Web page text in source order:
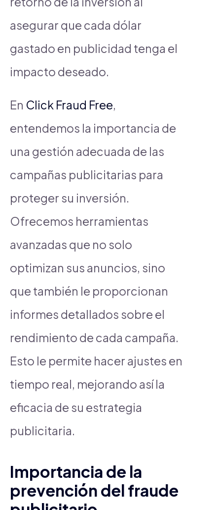
asegurar que cada dólar
gastado en publicidad tenga el
impacto deseado.
En Click Fraud Free,
entendemos la importancia de
una gestión adecuada de las
campañas publicitarias para
proteger su inversión.
Ofrecemos herramientas
avanzadas que no solo
optimizan sus anuncios, sino
que también le proporcionan
informes detallados sobre el
rendimiento de cada campaña.
Esto le permite hacer ajustes en
tiempo real, mejorando así la
eficacia de su estrategia
publicitaria.
Importancia de la
prevención del fraude